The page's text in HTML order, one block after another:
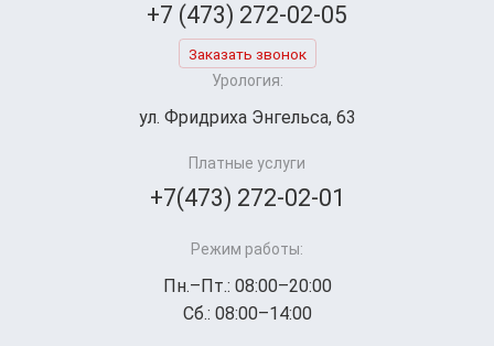
+7 (473) 272-02-05
Заказать звонок
Урология:
ул. Фридриха Энгельса, 63
Платные услуги
+7(473) 272-02-01
Режим работы:
Пн.–Пт.: 08:00–20:00
Сб.: 08:00–14:00